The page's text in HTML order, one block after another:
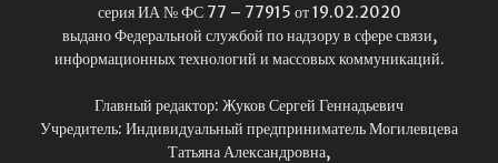
серия ИА № ФС 77 – 77915 от 19.02.2020
выдано Федеральной службой по надзору в сфере связи,
информационных технологий и массовых коммуникаций.
Главный редактор: Жуков Сергей Геннадьевич
Учредитель: Индивидуальный предприниматель Могилевцева
Татьяна Александровна,